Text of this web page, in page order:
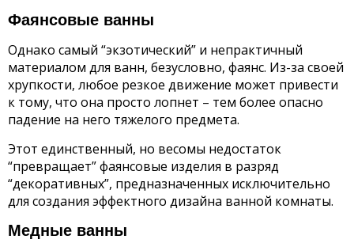
Фаянсовые ванны
Однако самый “экзотический” и непрактичный
материалом для ванн, безусловно, фаянс. Из-за своей
хрупкости, любое резкое движение может привести
к тому, что она просто лопнет – тем более опасно
падение на него тяжелого предмета.
Этот единственный, но весомы недостаток
“превращает” фаянсовые изделия в разряд
“декоративных”, предназначенных исключительно
для создания эффектного дизайна ванной комнаты.
Медные ванны